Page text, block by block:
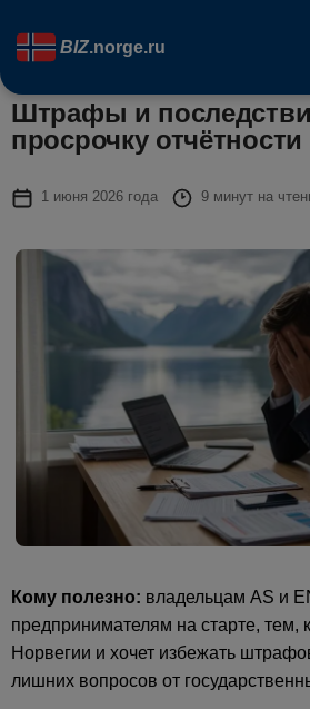
BIZ.norge.ru
Штрафы и
просрочку
1 июня 2026 года 9 минут на
Кому полезно: владельцам AS и
предпринимателям на старте, тем,
Норвегии и хочет избежать
лишних вопросов от